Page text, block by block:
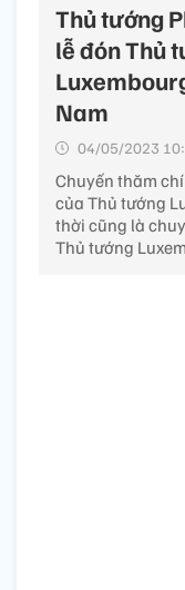
Thủ tướng
lễ đón Thủ
Nam
04/05/2023
Chuyến thăm
của Thủ tướng
thời cũng là
Thủ tướng